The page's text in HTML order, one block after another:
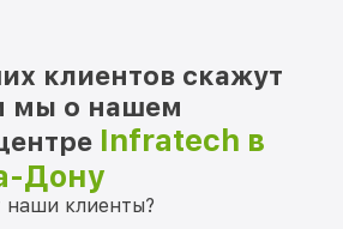
клиентов скажут
мы о нашем
Infratech в
Дону
клиенты?